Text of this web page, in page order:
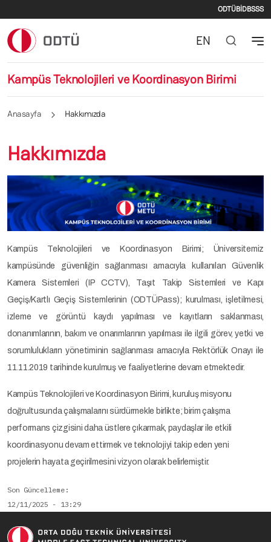
İkincil
ODTÜBİDBSSS
Kampüs Teknolojileri ve Koordinasyon Birimi
EN
Anasayfa Hakkımızda
Hakkımızda
Kampüs Teknolojileri ve Koordinasyon Birimi; Üniversitemiz
kampüsünde güvenliğin sağlanması amacıyla kullanılan Güvenlik
Kamera Sistemleri (IP CCTV), Taşıt Takip Sistemleri ve Kapı
Geçiş/Kartlı Geçiş Sistemlerinin (ODTÜPass); kurulması, işletilmesi,
izleme ve görüntü kaydı yapılması ve kayıtların saklanması,
donanımlarının, bakım ve onarımlarının yapılması ile ilgili görev, yetki ve
sorumlulukların yönetiminin sağlanması amacıyla Rektörlük Onayı ile
11.11.2019 tarihinde kurulmuş ve faaliyetlerine devam etmektedir.
Kampüs Teknolojileri ve Koordinasyon Birimi, kuruluş misyonu
doğrultusunda çalışmalarını sürdürmekle birlikte; birim çalışma
performans çizgisini daha üstlere çıkarmak, paydaşlar ile etkili
koordinasyonu devam ettirmek ve teknolojiyi takip eden yeni
projelerin hayata geçirilmesini vizyon olarak belirlemiştir.
Son Güncelleme
12/11/2025 - 13:29